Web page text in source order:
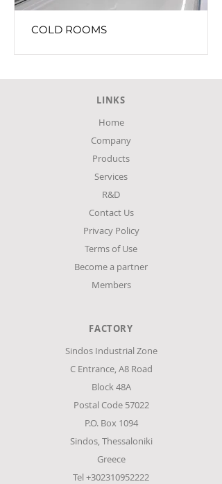
COLD ROOMS
LINKS
Home
Company
Products
Services
R&D
Contact Us
Privacy Policy
Terms of Use
Become a partner
Members
FACTORY
Sindos Industrial Zone
C Entrance, Α8 Road
Block 48Α
Postal Code 57022
P.O. Box 1094
Sindos, Thessaloniki
Greece
Tel +302310952222